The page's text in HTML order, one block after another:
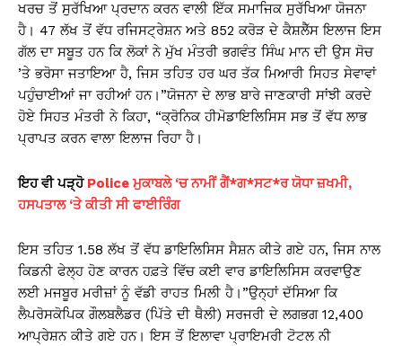
ਖਰਚ ਤੋਂ ਸੁਰੱਖਿਆ ਪ੍ਰਦਾਨ ਕਰਨ ਵਾਲੀ ਇੱਕ ਸਮਾਜਿਕ ਸੁਰੱਖਿਆ ਯੋਜਨਾ
ਹੈ। 47 ਲੱਖ ਤੋਂ ਵੱਧ ਰਜਿਸਟ੍ਰੇਸ਼ਨ ਅਤੇ 852 ਕਰੋੜ ਦੇ ਕੈਸ਼ਲੈੱਸ ਇਲਾਜ ਇਸ
ਗੱਲ ਦਾ ਸਬੂਤ ਹਨ ਕਿ ਲੋਕਾਂ ਨੇ ਮੁੱਖ ਮੰਤਰੀ ਭਗਵੰਤ ਸਿੰਘ ਮਾਨ ਦੀ ਉਸ ਸੋਚ
’ਤੇ ਭਰੋਸਾ ਜਤਾਇਆ ਹੈ, ਜਿਸ ਤਹਿਤ ਹਰ ਘਰ ਤੱਕ ਮਿਆਰੀ ਸਿਹਤ ਸੇਵਾਵਾਂ
ਪਹੁੰਚਾਈਆਂ ਜਾ ਰਹੀਆਂ ਹਨ।”ਯੋਜਨਾ ਦੇ ਲਾਭ ਬਾਰੇ ਜਾਣਕਾਰੀ ਸਾਂਝੀ ਕਰਦੇ
ਹੋਏ ਸਿਹਤ ਮੰਤਰੀ ਨੇ ਕਿਹਾ, “ਕ੍ਰੋਨਿਕ ਹੀਮੋਡਾਇਲਿਸਿਸ ਸਭ ਤੋਂ ਵੱਧ ਲਾਭ
ਪ੍ਰਾਪਤ ਕਰਨ ਵਾਲਾ ਇਲਾਜ ਰਿਹਾ ਹੈ।
ਇਹ ਵੀ ਪੜ੍ਹੋ Police ਮੁਕਾਬਲੇ ‘ਚ ਨਾਮੀਂ ਗੈਂ*ਗ*ਸਟ*ਰ ਯੋਧਾ ਜ਼ਖਮੀ,
ਹਸਪਤਾਲ ‘ਤੇ ਕੀਤੀ ਸੀ ਫਾਈਰਿੰਗ
ਇਸ ਤਹਿਤ 1.58 ਲੱਖ ਤੋਂ ਵੱਧ ਡਾਇਲਿਸਿਸ ਸੈਸ਼ਨ ਕੀਤੇ ਗਏ ਹਨ, ਜਿਸ ਨਾਲ
ਕਿਡਨੀ ਫੇਲ੍ਹ ਹੋਣ ਕਾਰਨ ਹਫ਼ਤੇ ਵਿੱਚ ਕਈ ਵਾਰ ਡਾਇਲਿਸਿਸ ਕਰਵਾਉਣ
ਲਈ ਮਜਬੂਰ ਮਰੀਜ਼ਾਂ ਨੂੰ ਵੱਡੀ ਰਾਹਤ ਮਿਲੀ ਹੈ।”ਉਨ੍ਹਾਂ ਦੱਸਿਆ ਕਿ
ਲੈਪਰੋਸਕੋਪਿਕ ਗੌਲਬਲੈਡਰ (ਪਿੱਤੇ ਦੀ ਥੈਲੀ) ਸਰਜਰੀ ਦੇ ਲਗਭਗ 12,400
ਆਪ੍ਰੇਸ਼ਨ ਕੀਤੇ ਗਏ ਹਨ। ਇਸ ਤੋਂ ਇਲਾਵਾ ਪ੍ਰਾਇਮਰੀ ਟੋਟਲ ਨੀ